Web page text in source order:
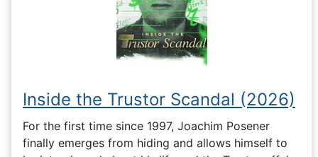
Inside the Trustor Scandal (2026)
For the first time since 1997, Joachim Posener
finally emerges from hiding and allows himself to